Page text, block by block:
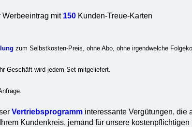
mit 150Kunden-Treue-Karten
zum Selbstkosten-Preis, ohne Abo, ohne irgendwelche
Geschäft wird jedem Set mitgeliefert.
Vertriebsprogramminteressante Vergütungen, die
Kundenkreis, jemand für unsere